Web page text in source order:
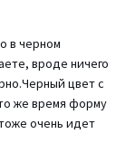
в черном
вроде ничего
цвет с
же время форму
очень идет